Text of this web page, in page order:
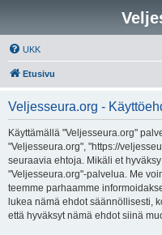
UKK
Etusivu
Veljesseura.org -
Käyttämällä "Veljesseura.org"
"Veljesseura.org", "https://
seuraavia ehtoja. Mikäli et
"Veljesseura.org"-palvelua. Me
teemme parhaamme
lukea nämä ehdot säännöllisesti,
että hyväksyt nämä ehdot siinä